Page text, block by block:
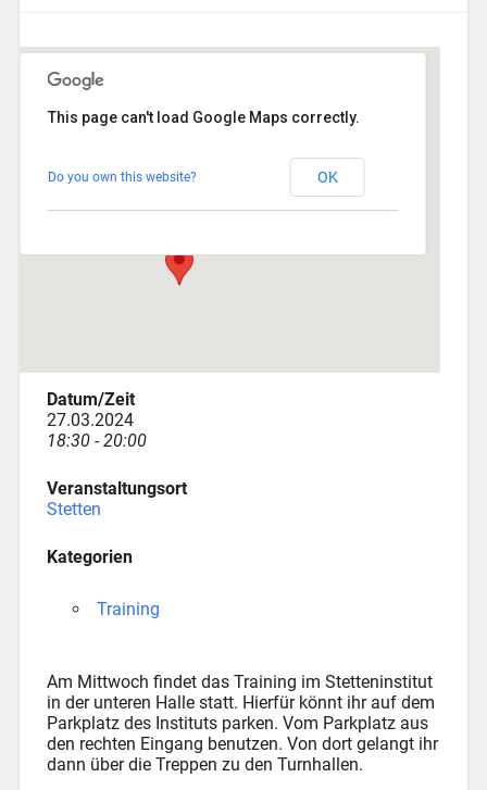
Veranstaltungen
This page can't load Google Maps correctly.
Do you own this website? OK
Datum/Zeit
27.03.2024
18:30 - 20:00
Veranstaltungsort
Stetten
Kategorien
Training
Am Mittwoch findet das Training im Stetteninstitut
in der unteren Halle statt. Hierfür könnt ihr auf dem
Parkplatz des Instituts parken. Vom Parkplatz aus
den rechten Eingang benutzen. Von dort gelangt ihr
dann über die Treppen zu den Turnhallen.